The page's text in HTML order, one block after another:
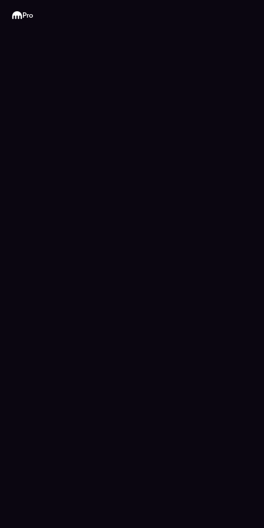
Kraken
Pro